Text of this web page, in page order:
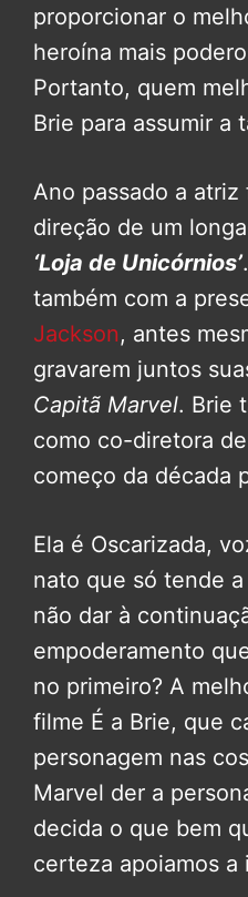
proporcionar o
heroína mais
Portanto, quem
Brie para assumir a
Ano passado a
direção de um
‘Loja de Unicórnios’
também com a
Jackson, antes
gravarem juntos
Capitã Marvel. Brie
como co-diretora
começo da década
Ela é Oscarizada,
nato que só tende
não dar à
empoderamento
no primeiro? A
filme É a Brie, que
personagem nas
Marvel der a
decida o que bem
certeza apoiamos a